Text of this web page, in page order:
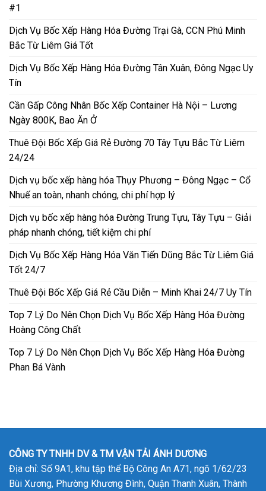
#1
Dịch Vụ Bốc Xếp Hàng Hóa Đường Trại Gà, CCN Phú Minh
Bắc Từ Liêm Giá Tốt
Dịch Vụ Bốc Xếp Hàng Hóa Đường Tân Xuân, Đông Ngạc Uy
Tín
Cần Gấp Công Nhân Bốc Xếp Container Hà Nội – Lương
Ngày 800K, Bao Ăn Ở
Thuê Đội Bốc Xếp Giá Rẻ Đường 70 Tây Tựu Bắc Từ Liêm
24/24
Dịch vụ bốc xếp hàng hóa Thụy Phương – Đông Ngạc – Cổ
Nhuế an toàn, nhanh chóng, chi phí hợp lý
Dịch vụ bốc xếp hàng hóa Đường Trung Tựu, Tây Tựu – Giải
pháp nhanh chóng, tiết kiệm chi phí
Dịch Vụ Bốc Xếp Hàng Hóa Văn Tiến Dũng Bắc Từ Liêm Giá
Tốt 24/7
Thuê Đội Bốc Xếp Giá Rẻ Cầu Diễn – Minh Khai 24/7 Uy Tín
Top 7 Lý Do Nên Chọn Dịch Vụ Bốc Xếp Hàng Hóa Đường
Hoàng Công Chất
Top 7 Lý Do Nên Chọn Dịch Vụ Bốc Xếp Hàng Hóa Đường
Phan Bá Vành
CÔNG TY TNHH DV & TM VẬN TẢI ÁNH DƯƠNG
Địa chỉ: Số 9A1, khu tập thể Bộ Công An A71, ngõ 1/62/23
Bùi Xương, Phường Khương Đình, Quận Thanh Xuân, Thành